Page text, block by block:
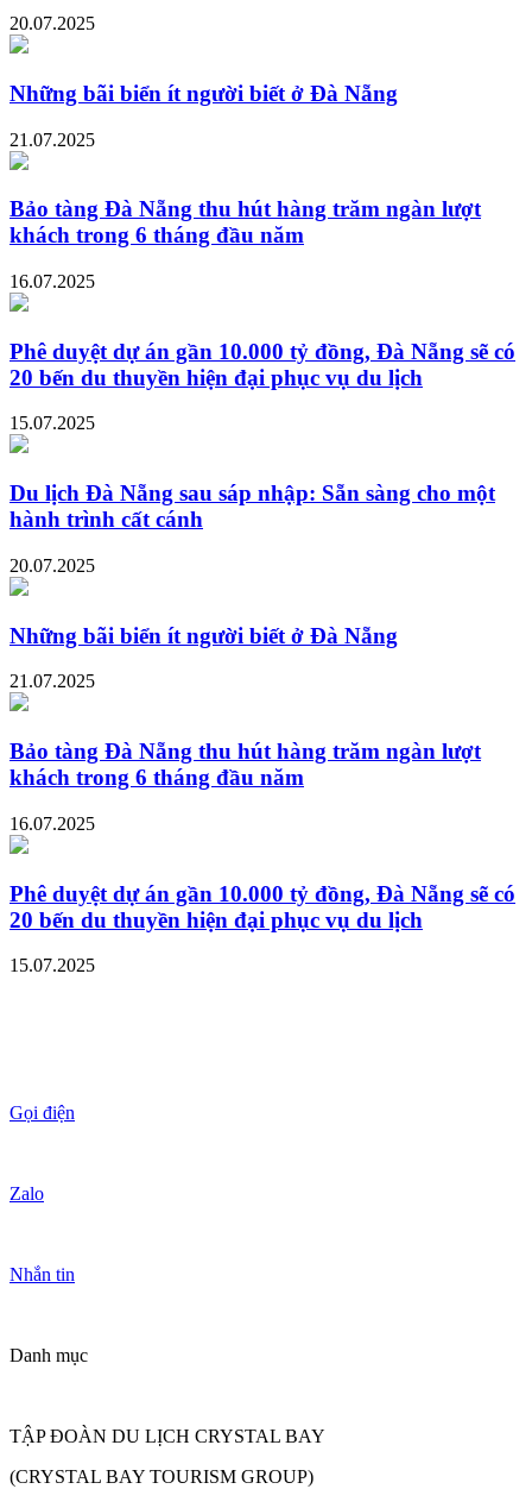
20.07.2025
Những bãi biển ít người biết ở Đà Nẵng
21.07.2025
Bảo tàng Đà Nẵng thu hút hàng trăm ngàn lượt
khách trong 6 tháng đầu năm
16.07.2025
Phê duyệt dự án gần 10.000 tỷ đồng, Đà Nẵng sẽ có
20 bến du thuyền hiện đại phục vụ du lịch
15.07.2025
Du lịch Đà Nẵng sau sáp nhập: Sẵn sàng cho một
hành trình cất cánh
20.07.2025
Những bãi biển ít người biết ở Đà Nẵng
21.07.2025
Bảo tàng Đà Nẵng thu hút hàng trăm ngàn lượt
khách trong 6 tháng đầu năm
16.07.2025
Phê duyệt dự án gần 10.000 tỷ đồng, Đà Nẵng sẽ có
20 bến du thuyền hiện đại phục vụ du lịch
15.07.2025
Gọi điện
Zalo
Nhắn tin
Danh mục
TẬP ĐOÀN DU LỊCH CRYSTAL BAY
(CRYSTAL BAY TOURISM GROUP)